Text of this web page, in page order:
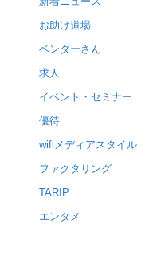
お助け道場
ベンダーさん
求人
イベント・セミナー
優待
wifiメディアスタイル
ファクタリング
TARIP
エンタメ